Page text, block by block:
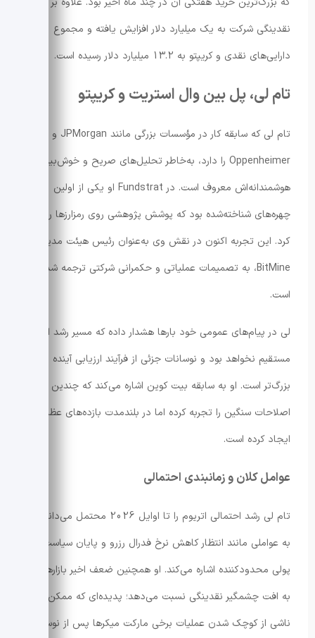
نقدینگی شرکت به یک میلیارد دلار افزایش یافته و مجموع
دارایی‌های نقدی و کریپتو به 13.2 میلیارد دلار رسیده است.
تام لی، پل بین وال استریت و کریپتو
تام لی که سابقه کار در مؤسسات بزرگی مانند JPMorgan و
Oppenheimer را دارد، به‌خاطر تحلیل‌های صریح و خوش‌بینی
هوشمندانه‌اش معروف است. در Fundstrat او یکی از اولین
چهره‌های شناخته‌شده بود که پوشش پژوهشی روی رمزارزها را آغاز
کرد. این تجربه اکنون در نقش وی به‌عنوان رئیس هیئت مدیره
BitMine، به تصمیمات عملیاتی و حکمرانی شرکتی ترجمه شده
است.
لی در پیام‌های عمومی خود بارها هشدار داده که مسیر رشد اتریوم
مستقیم نخواهد بود و نوسانات جزئی از فرآیند ارزیابی آینده
بزرگ‌تر است. او به سابقه بیت کوین اشاره می‌کند که چندین بار
اصلاحات سنگین را تجربه کرده اما در بلندمدت بازده‌های عظیمی
ایجاد کرده است.
عوامل کلان و زمانبندی احتمالی
تام لی رشد احتمالی اتریوم را تا اوایل 2026 محتمل می‌داند و
به عواملی مانند انتظار کاهش نرخ فدرال رزرو و پایان سیاست
پولی محدودکننده اشاره می‌کند. او همچنین ضعف اخیر بازارها را
به افت چشمگیر نقدینگی نسبت می‌دهد؛ پدیده‌ای که ممکن است
ناشی از کوچک شدن عملیات برخی مارکت میکرها پس از نوسان